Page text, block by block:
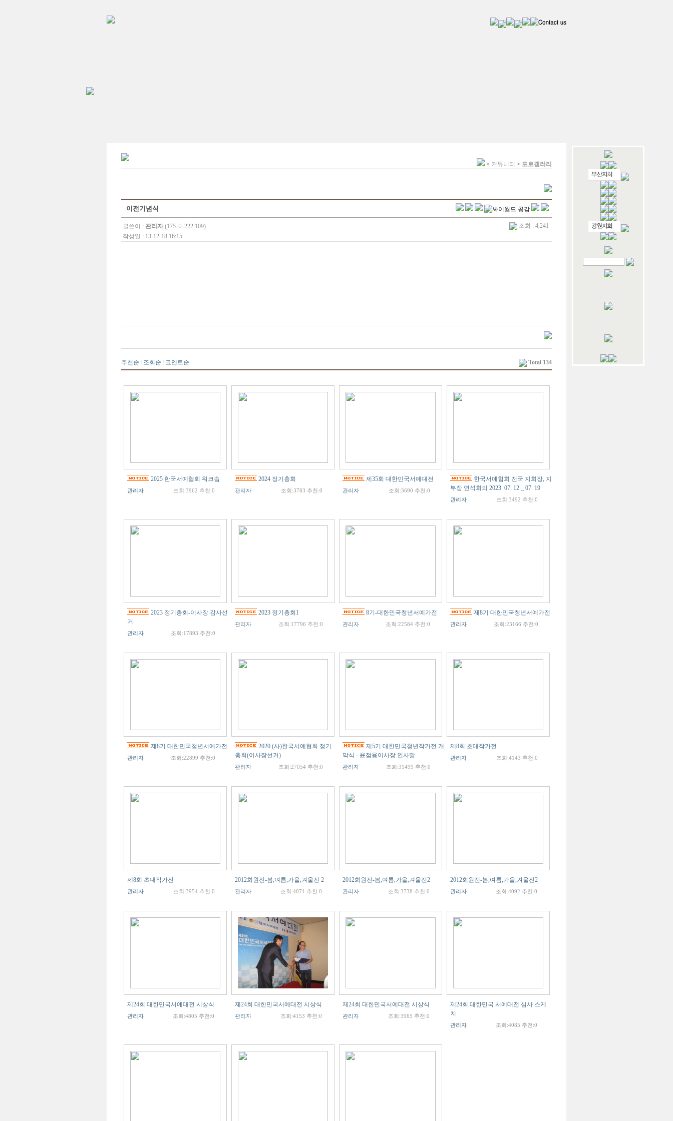
> 커뮤니티 > 포토갤러리
이전기념식
글쓴이 : 관리자 (175.♡.222.109)
작성일 : 13-12-18 16:15
조회 : 4,241
.
추천순 조회순 코멘트순 Total 134
2025 한국서예협회 워크솝
관리자 조회:3962 추천:0
2024 정기총회
관리자 조회:3783 추천:0
제35회 대한민국서예대전
관리자 조회:3690 추천:0
한국서예협회 전국 지회장, 지
부장 연석회의 2023. 07. 12 _ 07. 19
관리자 조회:3492 추천:0
2023 정기총회-이사장 감사선
거
관리자 조회:17893 추천:0
2023 정기총회1
관리자 조회:17796 추천:0
8기-대한민국청년서예가전
관리자 조회:22584 추천:0
제8기 대한민국청년서예가전
관리자 조회:23166 추천:0
제8기 대한민국청년서예가전
관리자 조회:22899 추천:0
2020 (사)한국서예협회 정기
총회(이사장선거)
관리자 조회:27054 추천:0
제5기 대한민국청년작가전 개
막식 - 윤점용이사장 인사말
관리자 조회:31499 추천:0
제8회 초대작가전
관리자 조회:4143 추천:0
제8회 초대작가전
관리자 조회:3954 추천:0
2012회원전-봄,여름,가을,겨울전 2
관리자 조회:4071 추천:0
2012회원전-봄,여름,가을,겨울전2
관리자 조회:3738 추천:0
2012회원전-봄,여름,가을,겨울전2
관리자 조회:4092 추천:0
제24회 대한민국서예대전 시상식
관리자 조회:4805 추천:0
제24회 대한민국서예대전 시상식
관리자 조회:4153 추천:0
제24회 대한민국서예대전 시상식
관리자 조회:3965 추천:0
제24회 대한민국 서예대전 심사 스케
치
관리자 조회:4085 추천:0